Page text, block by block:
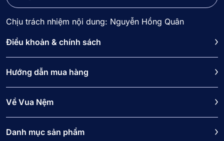
Chịu trách nhiệm nội dung: Nguyễn Hồng Quân
Điều khoản & chính sách
Hướng dẫn mua hàng
Về Vua Nệm
Danh mục sản phẩm